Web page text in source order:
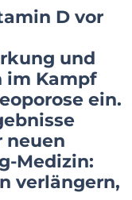
D vor
und
im Kampf
ein.
neuen
Medizin:
verlängern,